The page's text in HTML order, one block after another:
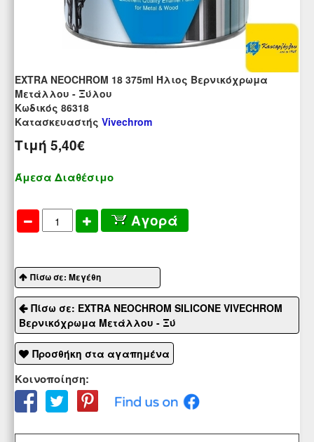
EXTRA NEOCHROM 18 375ml Ήλιος Βερνικόχρωμα
Μετάλλου - Ξύλου
Kωδικός 86318
Κατασκευαστής Vivechrom
Τιμή 5,40€
Άμεσα Διαθέσιμο
Αγορά
Πίσω σε: Μεγέθη
Πίσω σε: EXTRA NEOCHROM SILICONE VIVECHROM
Βερνικόχρωμα Μετάλλου - Ξύ
Προσθήκη στα αγαπημένα
Κοινοποίηση: